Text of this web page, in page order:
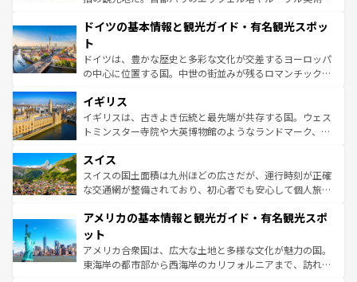
せる。地方によって風土や気候が異なるスペインはその個
ンテンツ一覧 を参照してほしい。
で、幅広い魅力が詰まっている。華麗な宮殿、歴史的な大
聖堂、美しいビーチ、そして豊かな自然が、訪れる者を心
から魅了する。また、フランスは美食の国としても知ら
れ、フランス料理はユネスコ無形文化遺産にも登録されて
香り高いラベンダー畑など、多彩な楽しみ方が可能だ。さ
らに、パリ以外の地域にも魅力が溢れており、どの街角に
も豊かな歴史と文化が息づいている。パリ以外の個性あふ
を参照してほしい。
ドイツの基本情報と観光ガイド・有名観光スポッ
ト
ドイツは、豊かな歴史と多彩な文化が交差するヨーロッパ
の中心に位置する国。中世の街並みが残るロマンチック街
顔を持つこの国は、どこを歩いても飽きることがない。ベ
ルリンの文化的活気、バイエルン州のアルプスの絶景、そ
してライン川沿いのワイン畑といった風景は必見。ビール
は、お酒好きな人にはぜひ体験してほしい。 なお、新着の
ドイツ情報はコンテンツ一覧を参照してほしい。
イギリス
イギリスは、古きよき伝統と最先端が共存する国。ウェス
トミンスター寺院や大英博物館のようなランドマーク、歴
リアごとに異なる魅力がある。また、優雅なアフタヌーン
ティー、ビール好きにはたまらない英国パブ、サッカー観
戦など、本場だからこそできる体験も豊富。イギリスを旅
ンツ一覧を参照してほしい。
スイス
スイスの国土面積は九州ほどの広さだが、運行時刻が正確
な交通網が整備されており、初心者でも安心して個人旅行
の建物がそのまま残る町や、スイスならではのユニークな
博物館もあり、アルプス観光だけでなく町歩きも満喫する
ことができる。国民の所得が高いため物価も高いが、旅行
者向けの交通パス提供のサービスもあり、うまく活用すれ
アメリカの基本情報と観光ガイド・有名観光スポ
ット
アメリカ合衆国は、広大な土地と多様な文化が魅力の国。
東海岸の都市部から西海岸のカリフォルニアまで、訪れる